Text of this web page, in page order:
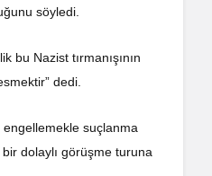
söyledi.
bu Nazist tırmanışının
dedi.
engellemekle suçlanma
bir dolaylı görüşme turuna